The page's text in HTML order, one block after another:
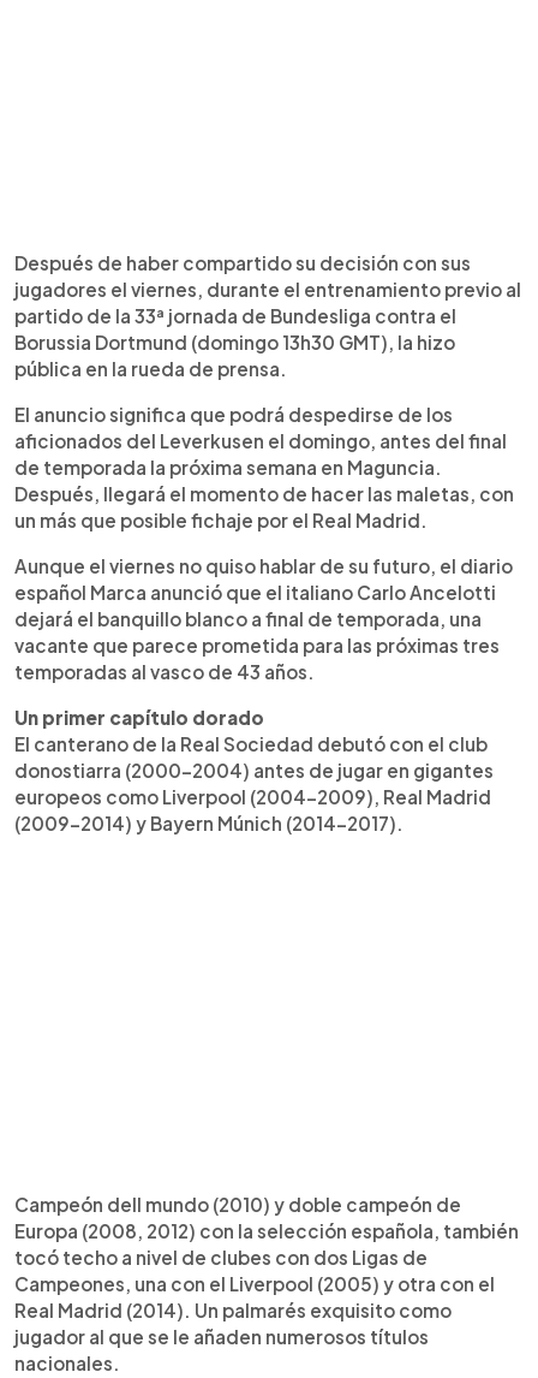
Después de haber compartido su decisión con sus
jugadores el viernes, durante el entrenamiento previo al
partido de la 33ª jornada de Bundesliga contra el
Borussia Dortmund (domingo 13h30 GMT), la hizo
pública en la rueda de prensa.
El anuncio significa que podrá despedirse de los
aficionados del Leverkusen el domingo, antes del final
de temporada la próxima semana en Maguncia.
Después, llegará el momento de hacer las maletas, con
un más que posible fichaje por el Real Madrid.
Aunque el viernes no quiso hablar de su futuro, el diario
español Marca anunció que el italiano Carlo Ancelotti
dejará el banquillo blanco a final de temporada, una
vacante que parece prometida para las próximas tres
temporadas al vasco de 43 años.
Un primer capítulo dorado
El canterano de la Real Sociedad debutó con el club
donostiarra (2000-2004) antes de jugar en gigantes
europeos como Liverpool (2004-2009), Real Madrid
(2009-2014) y Bayern Múnich (2014-2017).
Campeón dell mundo (2010) y doble campeón de
Europa (2008, 2012) con la selección española, también
tocó techo a nivel de clubes con dos Ligas de
Campeones, una con el Liverpool (2005) y otra con el
Real Madrid (2014). Un palmarés exquisito como
jugador al que se le añaden numerosos títulos
nacionales.